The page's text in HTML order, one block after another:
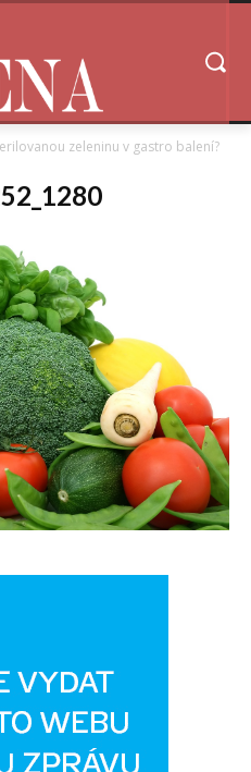
zeleninu v gastro balení?